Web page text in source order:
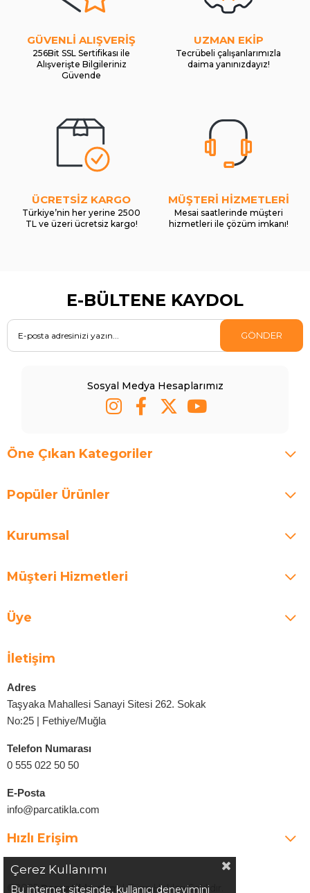
GÜVENLİ ALIŞVERİŞ
256Bit SSL Sertifikası ile
Alışverişte Bilgileriniz
Güvende
UZMAN EKİP
Tecrübeli çalışanlarımızla
daima yanınızdayız!
ÜCRETSİZ KARGO
Türkiye’nin her yerine 2500
TL ve üzeri ücretsiz kargo!
MÜŞTERİ HİZMETLERİ
Mesai saatlerinde müşteri
hizmetleri ile çözüm imkanı!
E-BÜLTENE KAYDOL
GÖNDER
Sosyal Medya Hesaplarımız
Öne Çıkan Kategoriler
Popüler Ürünler
Kurumsal
Müşteri Hizmetleri
Üye
İletişim
Adres
Taşyaka Mahallesi Sanayi Sitesi 262. Sokak
No:25 | Fethiye/Muğla
Telefon Numarası
0 555 022 50 50
E-Posta
info@parcatikla.com
Hızlı Erişim
©2025Parcatikla.com| Tüm Hakları Saklıdır.
Çerez Kullanımı
Bu internet sitesinde, kullanıcı deneyimini